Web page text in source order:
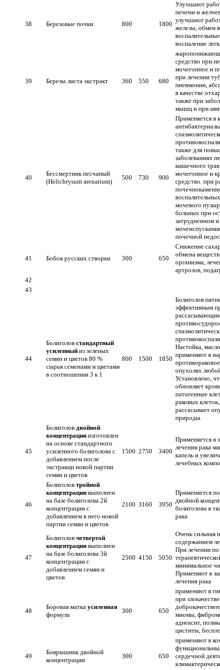
38 Березовые почки 800 1800
Улучшают
печени и
улучшают
железы, обмен
воспаление
39 Березы листа экстракт 360 550 680
средство при
мочегонное и
при лечении
пневмонии,
в качестве
также при
мышц и при
40
Бессмертник песчаный
(Helichrysum arenarium)
500 730 900
Применяется в
также для
заболеваниях
кишечного
мочегонное и
средство. при
мочевого
больных при
затрудненном
почечной
41 Бобов русских створки 300 650
Снижение
обмена
организма,
артрозов,
42
43
44
Болиголов стандартный
усиленный из зеленых
семян и цветов 80 %
сырья семенами и цветами
в соотношении 3 к 1
800 1500 1850
Болиголов
эффективным
Настойка,
применяют в
опухолях
Установлено,
обновляет
патогенные
раковых
рассасывает
природы.
45
Болиголов двойной
концентрации изготовлен
на основе стандартного
усиленного болиголова с
добавлением после
экстракци новой партии
семян и цветов
1500 2750 3400
Применяется в
лечения рака
капель и
лечебных
46
Болиголов тройной
концентрации выполнен
на базе болиголова 2й
концентрации с
добавлением в него новой
партии семян и цветов
2100 3160 3950
Применяется
двойной
болиголова в
рака
47
Болиголов четвертой
концентрации выполнен
на базе болиголова 3й
концентрации с
добавлением семян и
цветов
2500 4150 5050
Очень сильная
содержанием
При лечении
минимальное
Применяют в
лечения рака
48
Боровая матка усиленная
формула
300 650
применяют в
при
миомы,
аднексит,
циститы,
49
Боярышник двойной
концентрации
300 650
применяют в
сердечной